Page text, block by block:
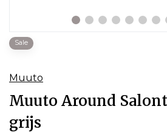
Sale
Muuto
Muuto Around
grijs